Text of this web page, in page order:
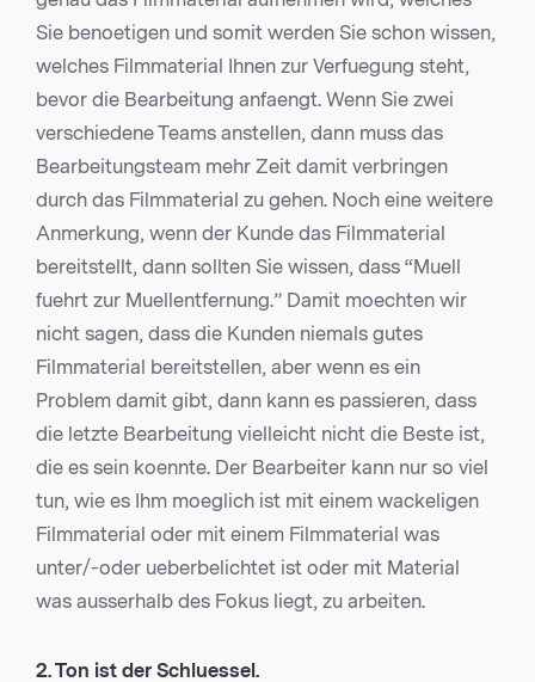
Sie benoetigen und somit werden Sie schon wissen,
welches Filmmaterial Ihnen zur Verfuegung steht,
bevor die Bearbeitung anfaengt. Wenn Sie zwei
verschiedene Teams anstellen, dann muss das
Bearbeitungsteam mehr Zeit damit verbringen
durch das Filmmaterial zu gehen. Noch eine weitere
Anmerkung, wenn der Kunde das Filmmaterial
bereitstellt, dann sollten Sie wissen, dass “Muell
fuehrt zur Muellentfernung.” Damit moechten wir
nicht sagen, dass die Kunden niemals gutes
Filmmaterial bereitstellen, aber wenn es ein
Problem damit gibt, dann kann es passieren, dass
die letzte Bearbeitung vielleicht nicht die Beste ist,
die es sein koennte. Der Bearbeiter kann nur so viel
tun, wie es Ihm moeglich ist mit einem wackeligen
Filmmaterial oder mit einem Filmmaterial was
unter/-oder ueberbelichtet ist oder mit Material
was ausserhalb des Fokus liegt, zu arbeiten.
2. Ton ist der Schluessel.